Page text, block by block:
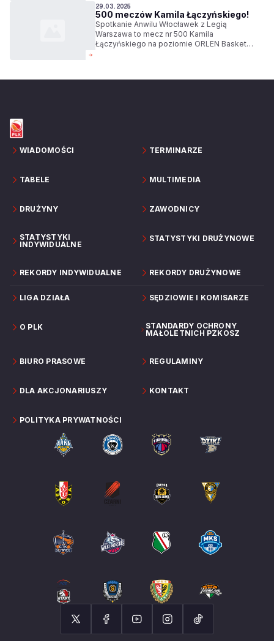
29.03.2025
500 meczów Kamila Łączyńskiego!
Spotkanie Anwilu Włocławek z Legią
Warszawa to mecz nr 500 Kamila
Łączyńskiego na poziomie ORLEN Basket
WIADOMOŚCI TERMINARZE
TABELE MULTIMEDIA
DRUŻYNY ZAWODNICY
STATYSTYKI
INDYWIDUALNE
STATYSTYKI DRUŻYNOWE
REKORDY INDYWIDUALNE REKORDY DRUŻYNOWE
LIGA DZIAŁA SĘDZIOWIE I KOMISARZE
O PLK
STANDARDY OCHRONY
MAŁOLETNICH PZKOSZ
BIURO PRASOWE REGULAMINY
DLA AKCJONARIUSZY KONTAKT
POLITYKA PRYWATNOŚCI